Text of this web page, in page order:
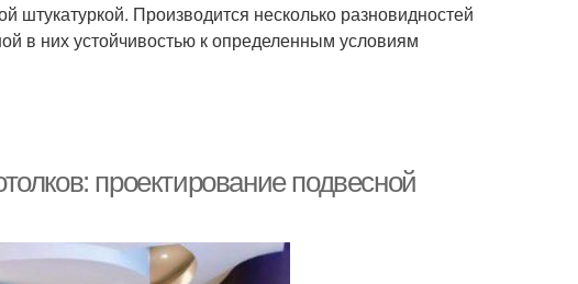
штукатуркой. Производится несколько разновидностей
в них устойчивостью к определенным условиям
проектирование подвесной